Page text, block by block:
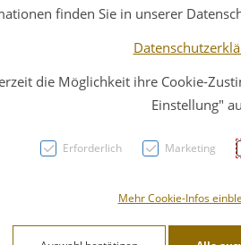
finden Sie in unserer
die Möglichkeit ihre Cookie-
Einstellung"
Erforderlich Marketing
Mehr Cookie-Infos